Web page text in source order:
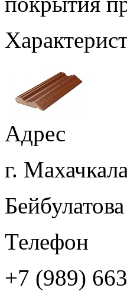
Адрес
г.
Телефон
+7 (989)